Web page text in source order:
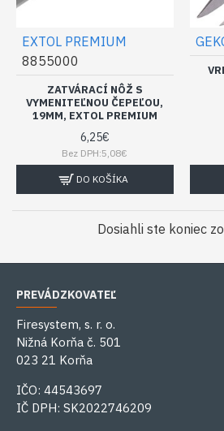
EXTOL PREMIUM
8855000
ZATVÁRACÍ NÔŽ S
VYMENITEĽNOU ČEPEĽOU,
19MM, EXTOL PREMIUM
6,25€
Bez DPH:5,08€
DO KOŠÍKA
Dosiahli ste koniec
PREVÁDZKOVATEĽ
Firesystem, s. r. o.
Nižná Korňa č. 501
023 21 Korňa
IČO: 44543697
IČ DPH: SK2022746209